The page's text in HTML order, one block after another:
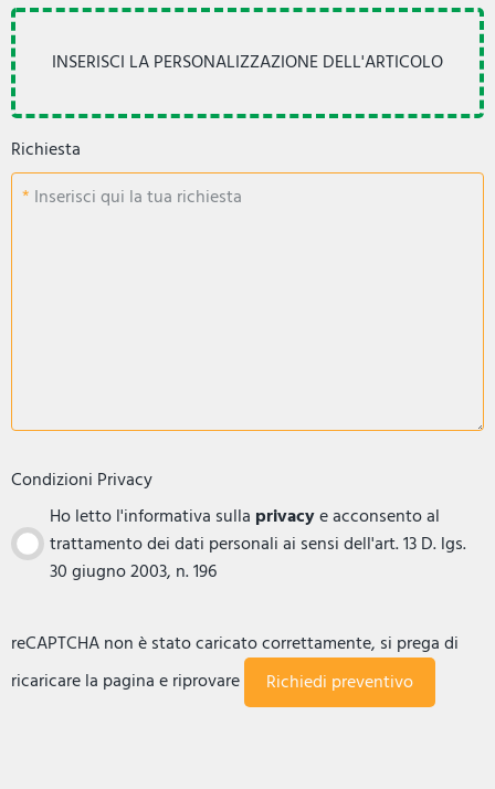
Richiesta
Inserisci qui la tua richiesta
Condizioni Privacy
Ho letto l'informativa sulla privacye acconsento al
trattamento dei dati personali ai sensi dell'art. 13 D. lgs.
30 giugno 2003, n. 196
reCAPTCHA non è stato caricato correttamente, si prega di
ricaricare la pagina e riprovare